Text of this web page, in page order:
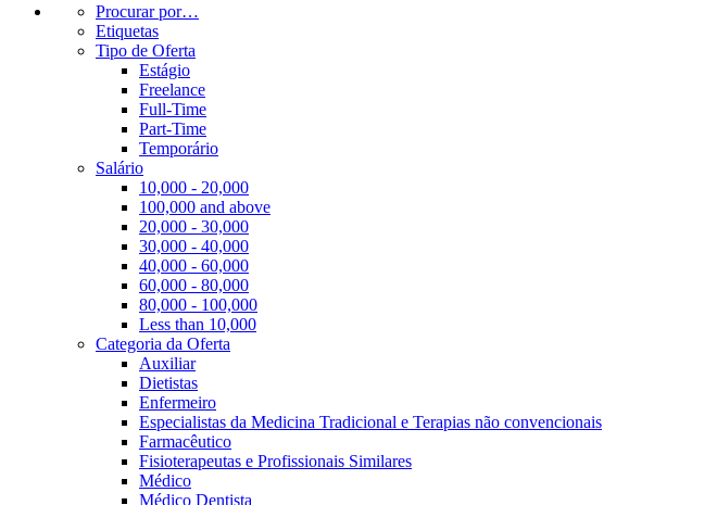
Procurar por…
Etiquetas
Tipo de Oferta
Estágio
Freelance
Full-Time
Part-Time
Temporário
Salário
10,000 - 20,000
100,000 and above
20,000 - 30,000
30,000 - 40,000
40,000 - 60,000
60,000 - 80,000
80,000 - 100,000
Less than 10,000
Categoria da Oferta
Auxiliar
Dietistas
Enfermeiro
Especialistas da Medicina Tradicional e Terapias não convencionais
Farmacêutico
Fisioterapeutas e Profissionais Similares
Médico
Médico Dentista